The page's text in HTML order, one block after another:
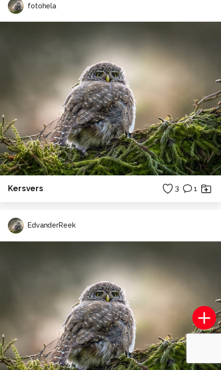
fotohela
Kersvers 3 1
EdvanderReek